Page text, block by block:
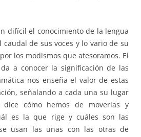
difícil el conocimiento de la lengua
caudal de sus voces y lo vario de su
los modismos que atesoramos. El
a conocer la significación de las
nos enseña el valor de estas
señalando a cada una su lugar
dice cómo hemos de moverlas y
es la que rige y cuáles son las
usan las unas con las otras de